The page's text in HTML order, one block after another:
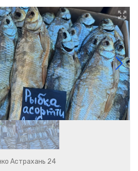
Астрахань 24